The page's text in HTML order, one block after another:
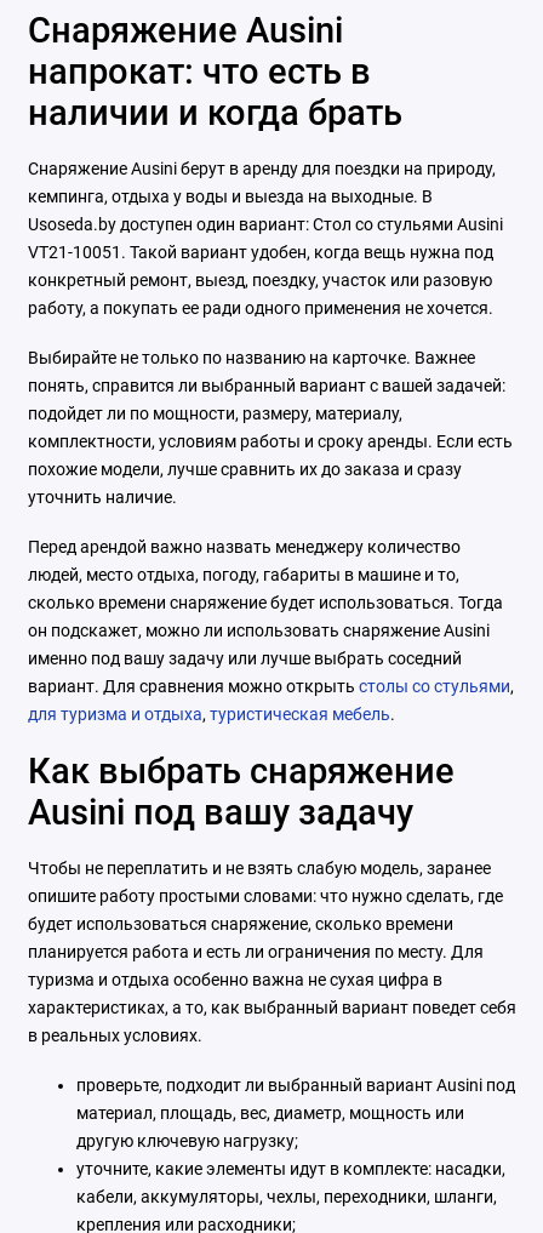
Снаряжение Ausini
напрокат: что есть в
наличии и когда брать
Снаряжение Ausini берут в аренду для поездки на природу,
кемпинга, отдыха у воды и выезда на выходные. В
Usoseda.by доступен один вариант: Стол со стульями Ausini
VT21-10051. Такой вариант удобен, когда вещь нужна под
конкретный ремонт, выезд, поездку, участок или разовую
работу, а покупать ее ради одного применения не хочется.
Выбирайте не только по названию на карточке. Важнее
понять, справится ли выбранный вариант с вашей задачей:
подойдет ли по мощности, размеру, материалу,
комплектности, условиям работы и сроку аренды. Если есть
похожие модели, лучше сравнить их до заказа и сразу
уточнить наличие.
Перед арендой важно назвать менеджеру количество
людей, место отдыха, погоду, габариты в машине и то,
сколько времени снаряжение будет использоваться. Тогда
он подскажет, можно ли использовать снаряжение Ausini
именно под вашу задачу или лучше выбрать соседний
вариант. Для сравнения можно открыть столы со стульями,
для туризма и отдыха,туристическая мебель.
Как выбрать снаряжение
Ausini под вашу задачу
Чтобы не переплатить и не взять слабую модель, заранее
опишите работу простыми словами: что нужно сделать, где
будет использоваться снаряжение, сколько времени
планируется работа и есть ли ограничения по месту. Для
туризма и отдыха особенно важна не сухая цифра в
характеристиках, а то, как выбранный вариант поведет себя
в реальных условиях.
проверьте, подходит ли выбранный вариант Ausini под
материал, площадь, вес, диаметр, мощность или
другую ключевую нагрузку;
уточните, какие элементы идут в комплекте: насадки,
кабели, аккумуляторы, чехлы, переходники, шланги,
крепления или расходники;